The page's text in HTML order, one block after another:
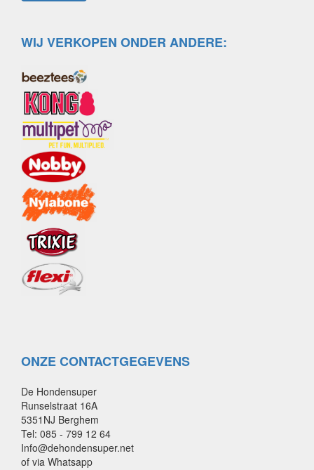
WIJ VERKOPEN ONDER ANDERE:
ONZE CONTACTGEGEVENS
De Hondensuper
Runselstraat 16A
5351NJ Berghem
Tel: 085 - 799 12 64
Info@dehondensuper.net
of via Whatsapp